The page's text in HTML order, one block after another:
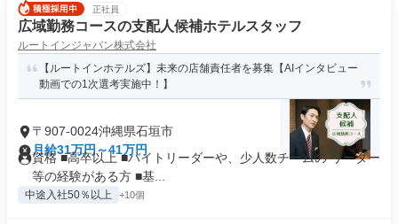
正社員
広域勤務コースの支配人候補ホテルスタッフ
ルートインジャパン株式会社
【ルートインホテルズ】未来の店舗責任者を募集【AIインタビュー
動画での1次選考実施中！】
〒907-0024沖縄県石垣市
月給31万円～41万円
資格 ■高卒以上 ■バイトリーダーや、少人数チームの リーダー
等の経験がある方 ■基...
中途入社50％以上 +10個